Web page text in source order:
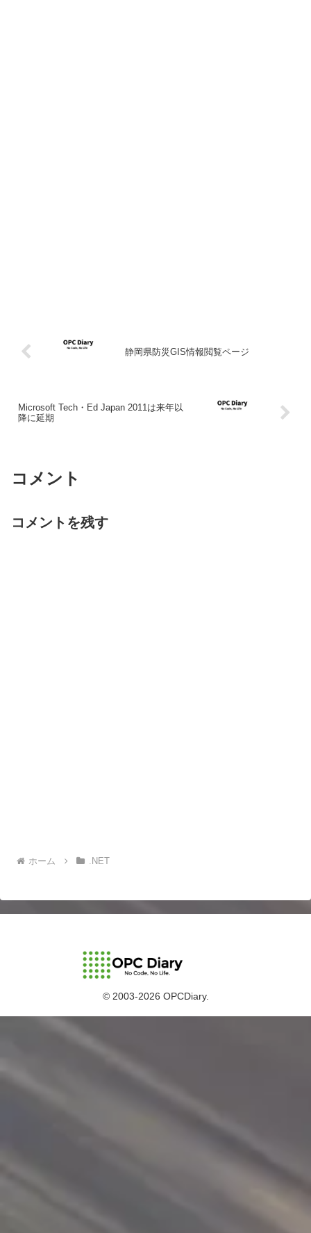
静岡県防災GIS情報閲覧ページ
Microsoft Tech・Ed Japan 2011は来年以
降に延期
コメント
コメントを残す
ホーム .NET
© 2003-2026 OPCDiary.